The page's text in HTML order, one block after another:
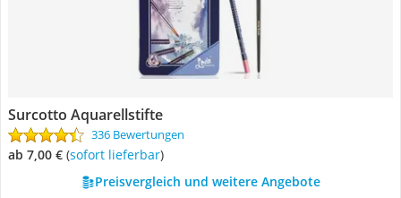
Surcotto Aquarellstifte
336 Bewertungen
ab 7,00 € ( Sofort lieferbar)
Preisvergleich und weitere Angebote